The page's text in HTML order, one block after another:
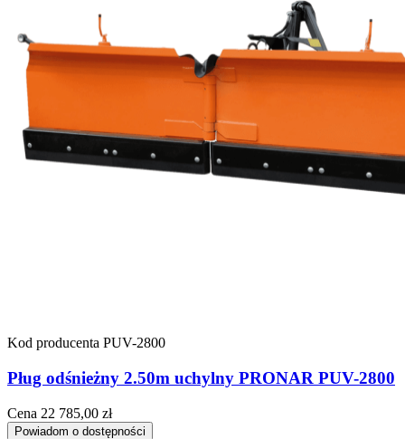
Kod producenta PUV-2800
Pług odśnieżny 2.50m uchylny PRONAR PUV-2800
Cena 22 785,00 zł
Powiadom o dostępności